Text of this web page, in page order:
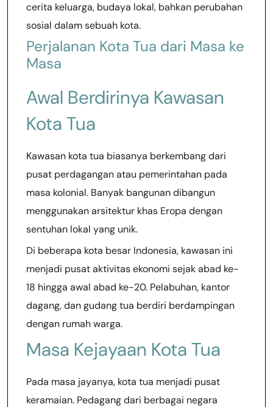
cerita keluarga, budaya lokal, bahkan perubahan
sosial dalam sebuah kota.
Perjalanan Kota Tua dari Masa ke
Masa
Awal Berdirinya Kawasan
Kota Tua
Kawasan kota tua biasanya berkembang dari
pusat perdagangan atau pemerintahan pada
masa kolonial. Banyak bangunan dibangun
menggunakan arsitektur khas Eropa dengan
sentuhan lokal yang unik.
Di beberapa kota besar Indonesia, kawasan ini
menjadi pusat aktivitas ekonomi sejak abad ke-
18 hingga awal abad ke-20. Pelabuhan, kantor
dagang, dan gudang tua berdiri berdampingan
dengan rumah warga.
Masa Kejayaan Kota Tua
Pada masa jayanya, kota tua menjadi pusat
keramaian. Pedagang dari berbagai negara